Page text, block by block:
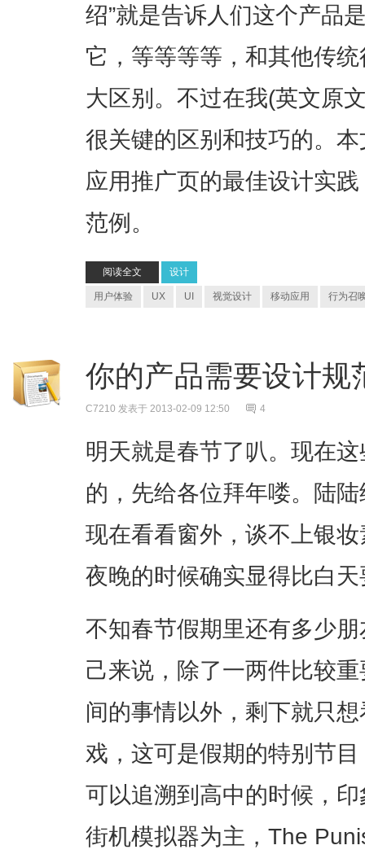
绍”就是告诉人们这个产品
它，等等等等，和其他传
大区别。不过在我(英文原
很关键的区别和技巧的。
应用推广页的最佳设计实
范例。
阅读全文 设计
用户体验 UX UI 视觉设计 移动应用 行为召
你的产品需要设计
C7210 发表于 2013-02-09 12:50 4
明天就是春节了叭。现在
的，先给各位拜年喽。陆
现在看看窗外，谈不上银
夜晚的时候确实显得比白
不知春节假期里还有多少
己来说，除了一两件比较
间的事情以外，剩下就只
戏，这可是假期的特别节
可以追溯到高中的时候，
街机模拟器为主，The